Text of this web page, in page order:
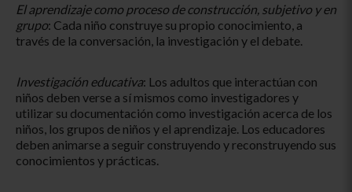
El aprendizaje como proceso de construcción, subjetivo y en
grupo: Cada niño construye su propio conocimiento, a
través de la conversación, la investigación y el debate.
Investigación educativa: Los adultos que interactúan con
niños deben verse a sí mismos como investigadores y
utilizar su documentación como investigación acerca de los
niños, los grupos de niños y el aprendizaje. Los educadores
deben animarse a seguir construyendo y reconstruyendo sus
conocimientos y prácticas.